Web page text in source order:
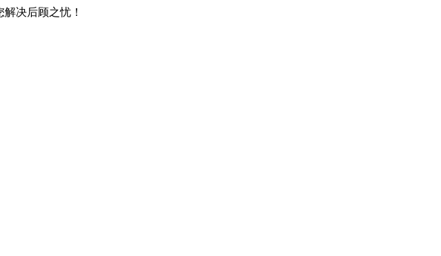
售后服务为您解决后顾之忧！